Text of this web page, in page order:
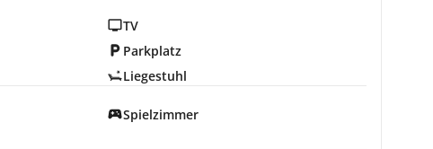
TV
Parkplatz
Liegestuhl
Spielzimmer